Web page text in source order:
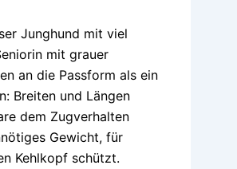
Junghund mit viel
mit grauer
an die Passform als ein
Breiten und Längen
dem Zugverhalten
Gewicht, für
Kehlkopf schützt.